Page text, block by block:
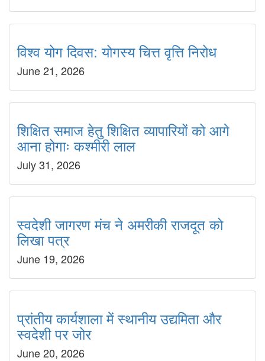
विश्व योग दिवस: योगस्य चित्त वृत्ति निरोध
June 21, 2026
शिक्षित समाज हेतु शिक्षित व्यापारियों को आगे
आना होगाः कश्मीरी लाल
July 31, 2026
स्वदेशी जागरण मंच ने अमरीकी राजदूत को
लिखा पत्र
June 19, 2026
प्रांतीय कार्यशाला में स्थानीय उद्यमिता और
स्वदेशी पर जोर
June 20, 2026